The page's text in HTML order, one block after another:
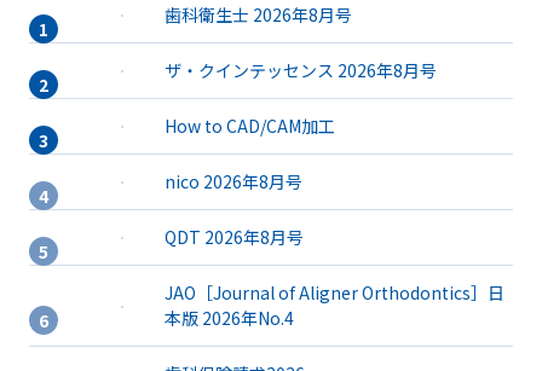
歯科衛生士 2026年8月号
ザ・クインテッセンス 2026年8月号
How to CAD/CAM加工
nico 2026年8月号
QDT 2026年8月号
JAO［Journal of Aligner Orthodontics］日
本版 2026年No.4